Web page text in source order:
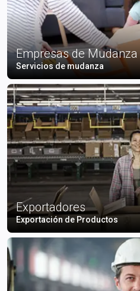
Empresas de Mudanza
Servicios de mudanza
Exportadores
Exportación de Productos